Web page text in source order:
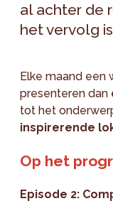
al achter de
het vervolg
Elke maand een
presenteren dan
tot het
inspirerende
Op het
Episode 2: